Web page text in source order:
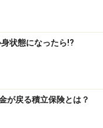
状態になったら!?
が戻る積立保険とは？